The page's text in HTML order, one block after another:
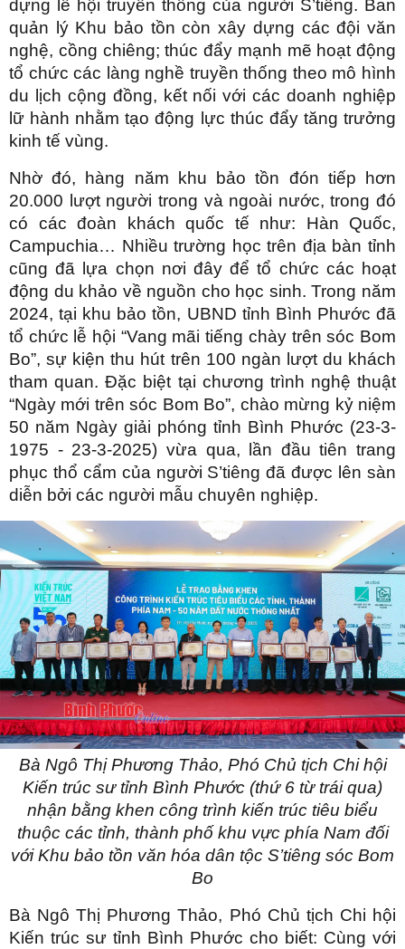
dựng lễ hội truyền thống của người S’tiêng. Ban
quản lý Khu bảo tồn còn xây dựng các đội văn
nghệ, cồng chiêng; thúc đẩy mạnh mẽ hoạt động
tổ chức các làng nghề truyền thống theo mô hình
du lịch cộng đồng, kết nối với các doanh nghiệp
lữ hành nhằm tạo động lực thúc đẩy tăng trưởng
kinh tế vùng.
Nhờ đó, hàng năm khu bảo tồn đón tiếp hơn
20.000 lượt người trong và ngoài nước, trong đó
có các đoàn khách quốc tế như: Hàn Quốc,
Campuchia… Nhiều trường học trên địa bàn tỉnh
cũng đã lựa chọn nơi đây để tổ chức các hoạt
động du khảo về nguồn cho học sinh. Trong năm
2024, tại khu bảo tồn, UBND tỉnh Bình Phước đã
tổ chức lễ hội “Vang mãi tiếng chày trên sóc Bom
Bo”, sự kiện thu hút trên 100 ngàn lượt du khách
tham quan. Đặc biệt tại chương trình nghệ thuật
“Ngày mới trên sóc Bom Bo”, chào mừng kỷ niệm
50 năm Ngày giải phóng tỉnh Bình Phước (23-3-
1975 - 23-3-2025) vừa qua, lần đầu tiên trang
phục thổ cẩm của người S’tiêng đã được lên sàn
diễn bởi các người mẫu chuyên nghiệp.
Bà Ngô Thị Phương Thảo, Phó Chủ tịch Chi hội
Kiến trúc sư tỉnh Bình Phước (thứ 6 từ trái qua)
nhận bằng khen công trình kiến trúc tiêu biểu
thuộc các tỉnh, thành phố khu vực phía Nam đối
với Khu bảo tồn văn hóa dân tộc S’tiêng sóc Bom
Bo
Bà Ngô Thị Phương Thảo, Phó Chủ tịch Chi hội
Kiến trúc sư tỉnh Bình Phước cho biết: Cùng với